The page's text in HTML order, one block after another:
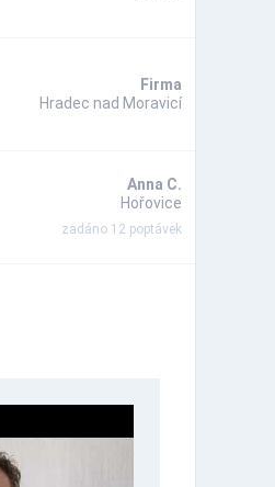
Firma
Hradec nad Moravicí
Anna C.
Hořovice
zadáno 12 poptávek